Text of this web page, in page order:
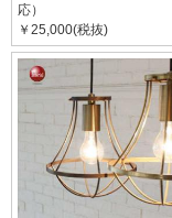
応）
￥25,000(税抜)